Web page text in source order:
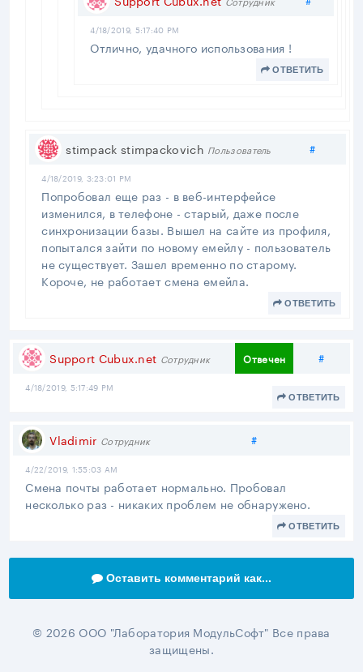
4/18/2019, 5:17:40 PM
Отлично, удачного использования !
ОТВЕТИТЬ
stimpack stimpackovich Пользователь #
4/18/2019, 3:23:01 PM
Попробовал еще раз - в веб-интерфейсе
изменился, в телефоне - старый, даже после
синхронизации базы. Вышел на сайте из профиля,
попытался зайти по новому емейлу - пользователь
не существует. Зашел временно по старому.
Короче, не работает смена емейла.
ОТВЕТИТЬ
Support Cubux.net Сотрудник Отвечен #
4/18/2019, 5:17:49 PM
ОТВЕТИТЬ
Vladimir Сотрудник #Поделиться
4/22/2019, 1:55:03 AM
Смена почты работает нормально. Пробовал
несколько раз - никаких проблем не обнаружено.
ОТВЕТИТЬ
Оставить комментарий как...
© 2026 ООО "Лаборатория МодульСофт" Все права
защищены.